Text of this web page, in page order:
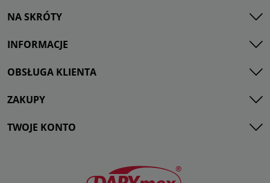
NA SKRÓTY
INFORMACJE
OBSŁUGA KLIENTA
ZAKUPY
TWOJE KONTO